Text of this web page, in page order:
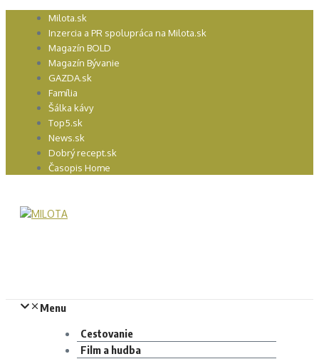
Preskočiť Milota.sk
Inzercia a PR spolupráca na Milota.sk
Magazín BOLD
Magazín Bývanie
GAZDA.sk
Família
Šálka kávy
Top5.sk
News.sk
Dobrý recept.sk
Časopis Home
Menu
Cestovanie
Film a hudba